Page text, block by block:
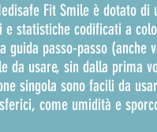
Fit Smile è dotato di
e statistiche codificati a
guida passo-passo (anche
da usare, sin dalla prima
singola sono facili da
come umidità e